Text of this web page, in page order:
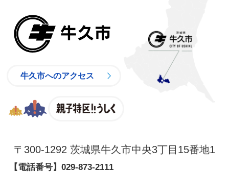
牛久市へのアクセス
〒300-1292 茨城県牛久市中央3丁目15番地1
【電話番号】 029-873-2111